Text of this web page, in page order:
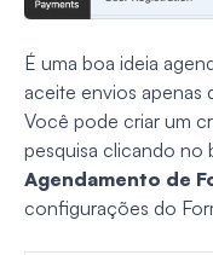
É uma boa ideia
aceite envios
Você pode criar um
pesquisa clicando no
Agendamento de
configurações do